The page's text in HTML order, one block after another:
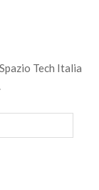
Tech Italia